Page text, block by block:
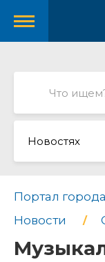
Новостях
Портал города
Новости